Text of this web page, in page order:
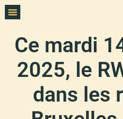
Ce mardi
2025, le
dans les